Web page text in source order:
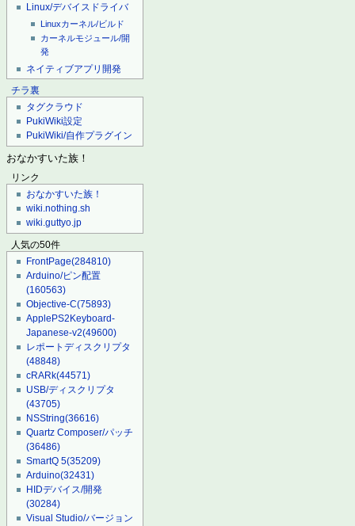
Linux/デバイスドライバ
Linuxカーネル/ビルド
カーネルモジュール/開
発
ネイティブアプリ開発
チラ裏
タグクラウド
PukiWiki設定
PukiWiki/自作プラグイン
おなかすいた族！
リンク
おなかすいた族！
wiki.nothing.sh
wiki.guttyo.jp
人気の50件
FrontPage(284810)
Arduino/ピン配置
(160563)
Objective-C(75893)
ApplePS2Keyboard-
Japanese-v2(49600)
レポートディスクリプタ
(48848)
cRARk(44571)
USB/ディスクリプタ
(43705)
NSString(36616)
Quartz Composer/パッチ
(36486)
SmartQ 5(35209)
Arduino(32431)
HIDデバイス/開発
(30284)
Visual Studio/バージョン